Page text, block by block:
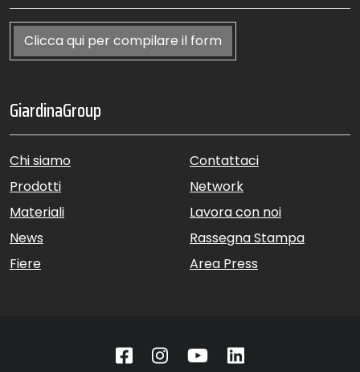
Clicca qui per compilare il form
GiardinaGroup
Chi siamo
Prodotti
Materiali
News
Fiere
Contattaci
Network
Lavora con noi
Rassegna Stampa
Area Press